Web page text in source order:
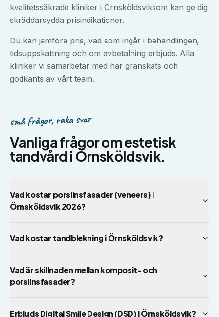
kvalitetssäkrade kliniker i Örnsköldsviksom kan ge dig
skräddarsydda prisindikationer.
Du kan jämföra pris, vad som ingår i behandlingen,
tidsuppskattning och om avbetalning erbjuds. Alla
kliniker vi samarbetar med har granskats och
godkänts av vårt team.
små frågor, raka svar
Vanliga frågor omestetisk
tandvård i Örnsköldsvik.
Vad kostar porslinsfasader (veneers) i
Örnsköldsvik 2026?
Vad kostar tandblekning i Örnsköldsvik?
Vad är skillnaden mellan komposit- och
porslinsfasader?
Erbjuds Digital Smile Design (DSD) i Örnsköldsvik?